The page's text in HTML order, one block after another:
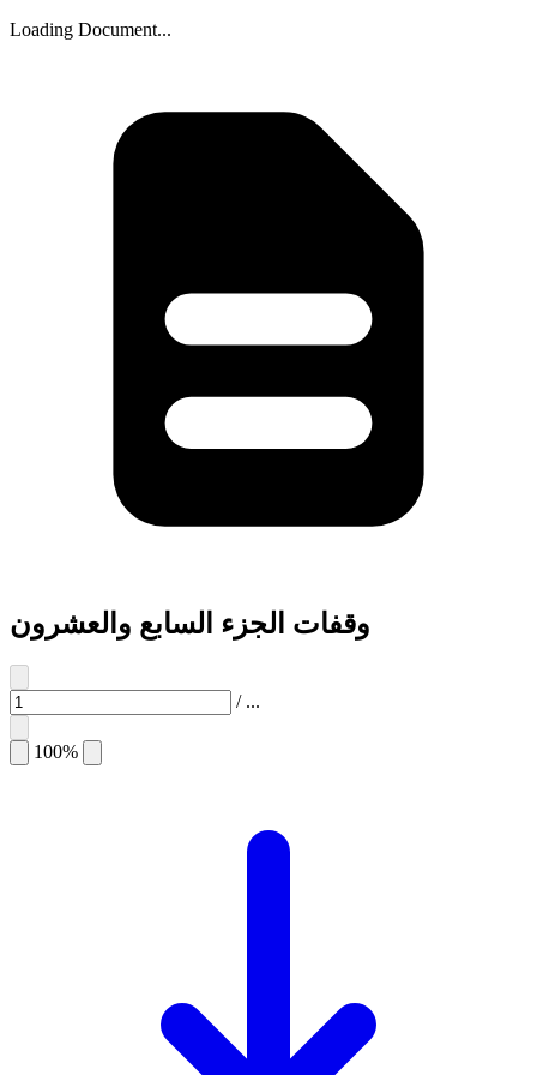
Loading Document...
وقفات الجزء السابع والعشرون
/ ...
100%